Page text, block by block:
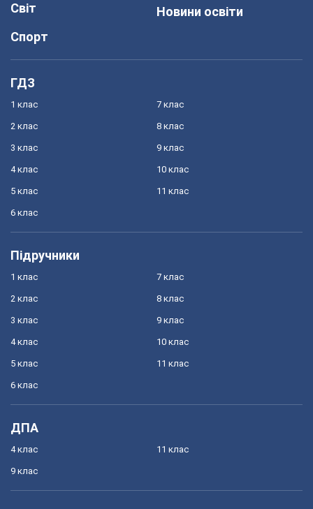
Світ
Спорт
Новини освіти
ГДЗ
1 клас
2 клас
3 клас
4 клас
5 клас
6 клас
7 клас
8 клас
9 клас
10 клас
11 клас
Підручники
1 клас
2 клас
3 клас
4 клас
5 клас
6 клас
7 клас
8 клас
9 клас
10 клас
11 клас
ДПА
4 клас
9 клас
11 клас